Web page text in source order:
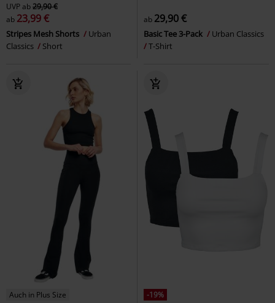
UVPab29,90 €
ab 23,99 €
Stripes Mesh Shorts
Urban
Classics
Short
ab 29,90 €
Basic Tee 3-Pack
Urban Classics
T-Shirt
Auch in Plus Size
-19%